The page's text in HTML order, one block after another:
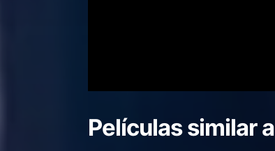
Películas similar a